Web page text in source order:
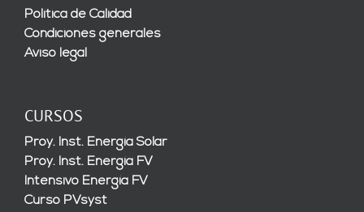
Política de Calidad
Condiciones generales
Aviso legal
CURSOS
Proy. Inst. Energía Solar
Proy. Inst. Energía FV
Intensivo Energía FV
Curso PVsyst